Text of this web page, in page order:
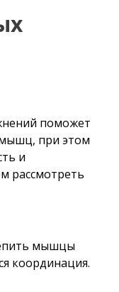
поможет
при этом
и
рассмотреть
мышцы
координация.